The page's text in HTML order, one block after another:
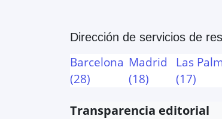
Dirección de servicios de
Barcelona
(28)
Madrid
(18)
Las
(17)
Transparencia editorial